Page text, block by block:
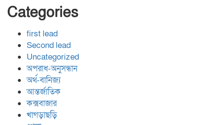
Categories
first lead
Second lead
Uncategorized
অপরাধ-অনুসন্ধান
অর্থ-বানিজ্য
আন্তর্জাতিক
কক্সবাজার
খাগড়াছড়ি